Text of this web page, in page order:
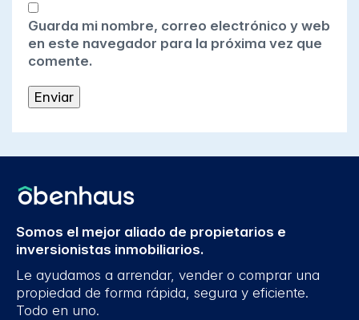
Guarda mi nombre, correo electrónico y web
en este navegador para la próxima vez que
comente.
Somos el mejor aliado de propietarios e
inversionistas inmobiliarios.
Le ayudamos a arrendar, vender o comprar una
propiedad de forma rápida, segura y eficiente.
Todo en uno.